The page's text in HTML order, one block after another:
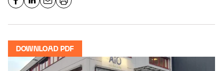
DOWNLOAD PDF